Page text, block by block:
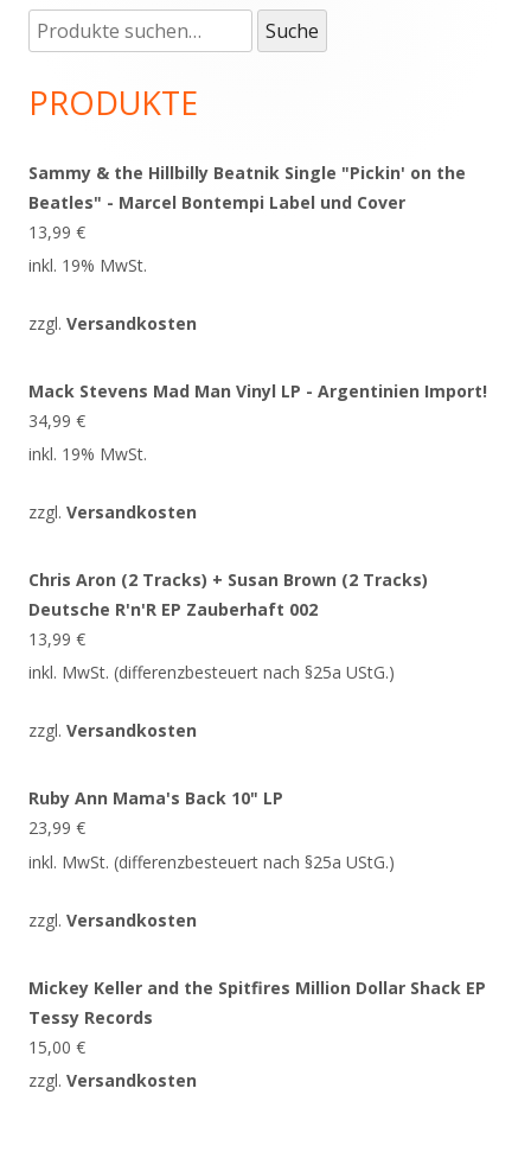
Haupt-
Seitenleiste
Suche
nach:
Suche
PRODUKTE
Sammy & the Hillbilly Beatnik Single "Pickin' on the
Beatles" - Marcel Bontempi Label und Cover
13,99 €
inkl. 19% MwSt.
zzgl. Versandkosten
Mack Stevens Mad Man Vinyl LP - Argentinien Import!
34,99 €
inkl. 19% MwSt.
zzgl. Versandkosten
Chris Aron (2 Tracks) + Susan Brown (2 Tracks)
Deutsche R'n'R EP Zauberhaft 002
13,99 €
inkl. MwSt. (differenzbesteuert nach §25a UStG.)
zzgl. Versandkosten
Ruby Ann Mama's Back 10" LP
23,99 €
inkl. MwSt. (differenzbesteuert nach §25a UStG.)
zzgl. Versandkosten
Mickey Keller and the Spitfires Million Dollar Shack EP
Tessy Records
15,00 €
zzgl. Versandkosten